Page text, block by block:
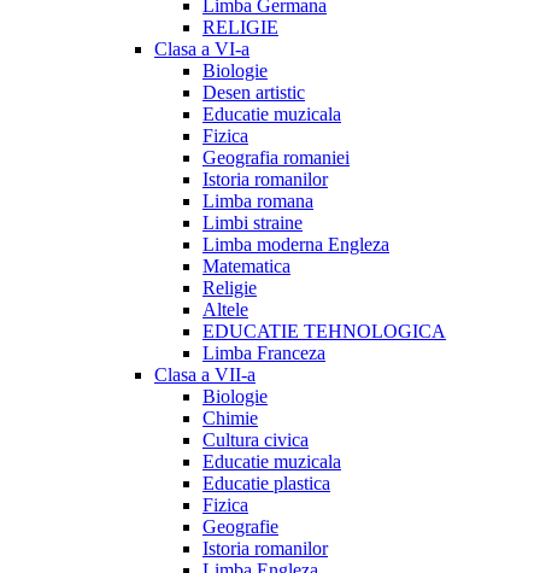
Limba Germana
RELIGIE
Clasa a VI-a
Biologie
Desen artistic
Educatie muzicala
Fizica
Geografia romaniei
Istoria romanilor
Limba romana
Limbi straine
Limba moderna Engleza
Matematica
Religie
Altele
EDUCATIE TEHNOLOGICA
Limba Franceza
Clasa a VII-a
Biologie
Chimie
Cultura civica
Educatie muzicala
Educatie plastica
Fizica
Geografie
Istoria romanilor